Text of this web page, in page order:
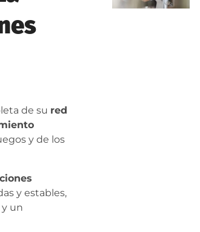
de su red
y de los
y estables,
un